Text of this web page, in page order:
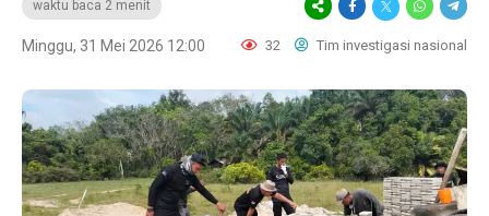
waktu baca 2 menit
Minggu, 31 Mei 2026 12:00 32 Tim investigasi nasional